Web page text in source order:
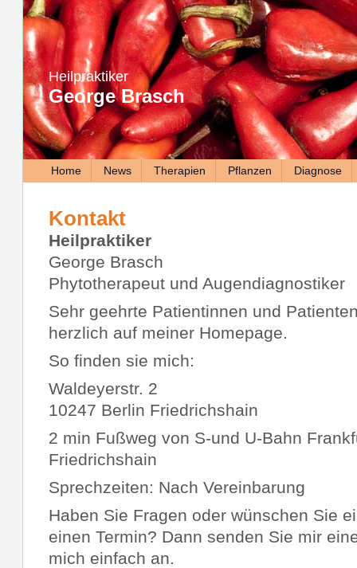
Heilpraktiker
George Brasch
Home News Therapien Pflanzen Diagnose
Kontakt
Heilpraktiker
George Brasch
Phytotherapeut und Augendiagnostiker
Sehr geehrte Patientinnen und
herzlich auf meiner Homepage.
So finden sie mich:
Waldeyerstr. 2
10247 Berlin Friedrichshain
2 min Fußweg von S-und U-Bahn
Friedrichshain
Sprechzeiten: Nach Vereinbarung
Haben Sie Fragen oder wünschen Sie
einen Termin? Dann senden Sie mir
mich einfach an.